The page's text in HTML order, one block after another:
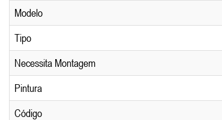
Modelo
Tipo
Necessita Montagem
Pintura
Código